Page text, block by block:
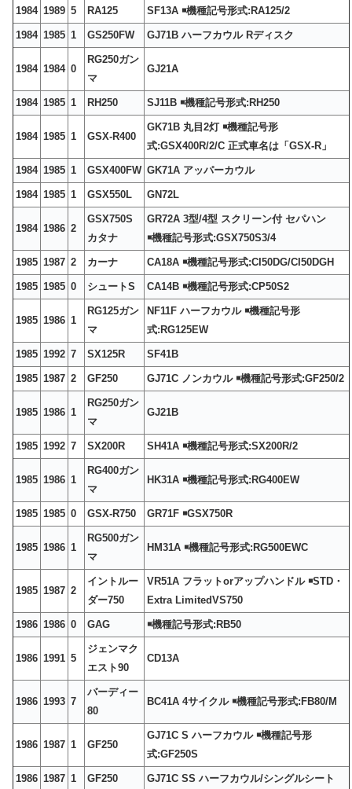
1984 1989 5 RA125 SF13A ￭機種記号形式:RA125/2
1984 1985 1 GS250FW GJ71B ハーフカウル Rディスク
1984 1984 0
RG250ガン
マ
GJ21A
1984 1985 1 RH250 SJ11B ￭機種記号形式:RH250
1984 1985 1 GSX-R400
GK71B 丸目2灯 ￭機種記号形
式:GSX400R/2/C 正式車名は「GSX-R」
1984 1985 1 GSX400FW GK71A アッパーカウル
1984 1985 1 GSX550L GN72L
1984 1986 2
GSX750S
カタナ
GR72A 3型/4型 スクリーン付 セパハン
￭機種記号形式:GSX750S3/4
1985 1987 2 カーナ CA18A ￭機種記号形式:CI50DG/CI50DGH
1985 1985 0 シュートS CA14B ￭機種記号形式:CP50S2
1985 1986 1
RG125ガン
マ
NF11F ハーフカウル ￭機種記号形
式:RG125EW
1985 1992 7 SX125R SF41B
1985 1987 2 GF250 GJ71C ノンカウル ￭機種記号形式:GF250/2
1985 1986 1
RG250ガン
マ
GJ21B
1985 1992 7 SX200R SH41A ￭機種記号形式:SX200R/2
1985 1986 1
RG400ガン
マ
HK31A ￭機種記号形式:RG400EW
1985 1985 0 GSX-R750 GR71F ￭GSX750R
1985 1986 1
RG500ガン
マ
HM31A ￭機種記号形式:RG500EWC
1985 1987 2
イントルー
ダー750
VR51A フラットorアップハンドル ￭STD・
Extra LimitedVS750
1986 1986 0 GAG ￭機種記号形式:RB50
1986 1991 5
ジェンマク
エスト90
CD13A
1986 1993 7
バーディー
80
BC41A 4サイクル ￭機種記号形式:FB80/M
1986 1987 1 GF250
GJ71C S ハーフカウル ￭機種記号形
式:GF250S
1986 1987 1 GF250 GJ71C SS ハーフカウル/シングルシート